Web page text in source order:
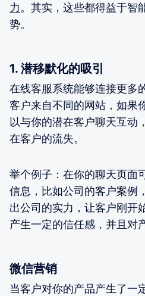
力。其实，这些都得益于智
势。
1. 潜移默化的吸引
在线客服系统能够连接更多
客户来自不同的网站，如果
以与你的潜在客户聊天互动
在客户的流失。
举个例子：在你的聊天页面
信息，比如公司的客户案例
出公司的实力，让客户刚开
产生一定的信任感，并且对
微信营销
当客户对你的产品产生了一